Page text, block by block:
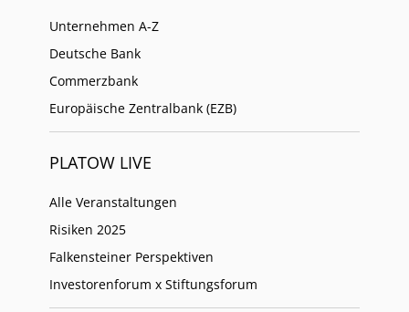
Unternehmen A-Z
Deutsche Bank
Commerzbank
Europäische Zentralbank (EZB)
PLATOW LIVE
Alle Veranstaltungen
Risiken 2025
Falkensteiner Perspektiven
Investorenforum x Stiftungsforum